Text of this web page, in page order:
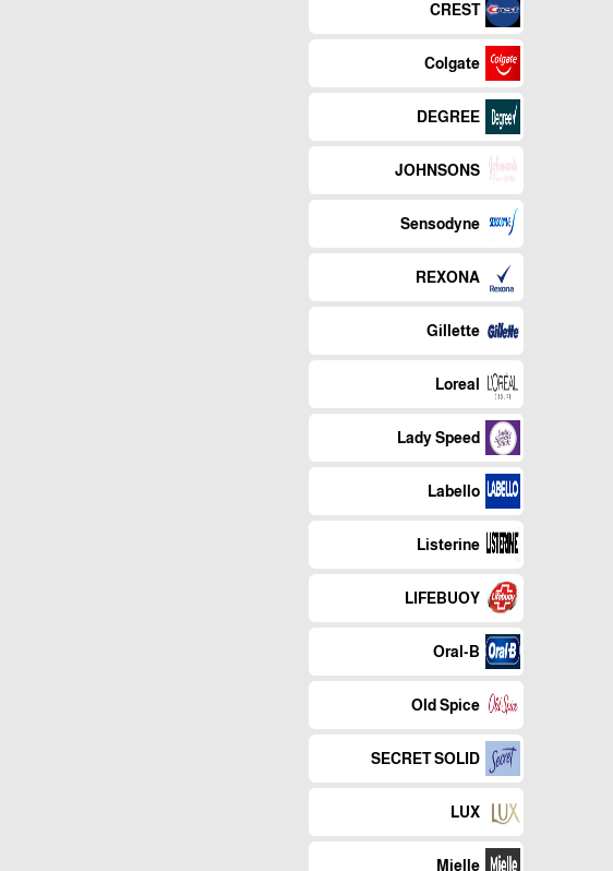
CREST
Colgate
DEGREE
JOHNSONS
Sensodyne
REXONA
Gillette
Loreal
Lady Speed
Labello
Listerine
LIFEBUOY
Oral-B
Old Spice
SECRET SOLID
LUX
Mielle